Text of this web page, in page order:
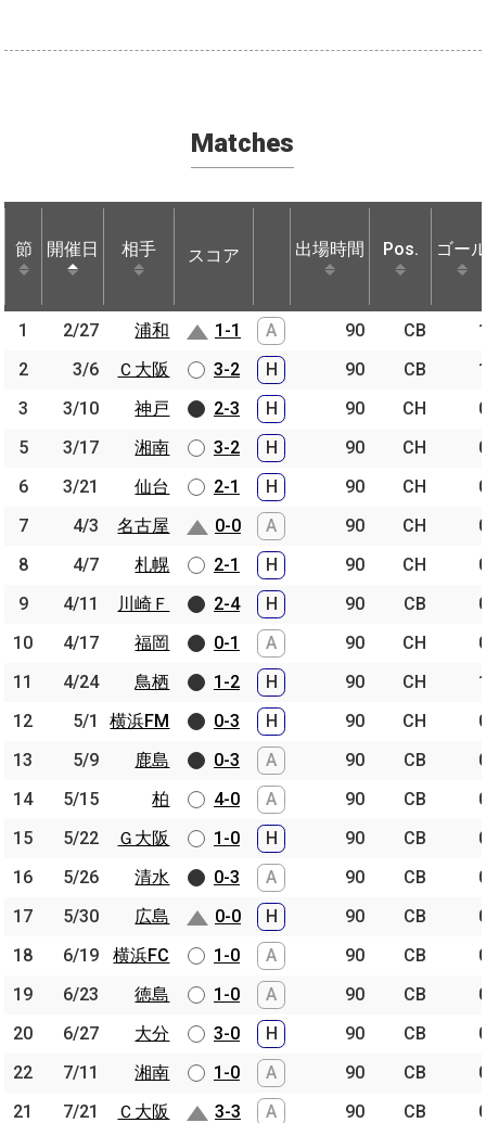
Matches
節 開催日 相手 スコア 出場時間 Pos. ゴー
節 開催日 相手 スコア 出場時間 Pos. ゴー
1 2/27 浦和 1-1 A 90 CB
2
3/6 Ｃ大阪 3-2 H 90 CB
3
3/10 神戸 2-3 H 90 CH
5
3/17 湘南 3-2 H 90 CH
6
3/21 仙台 2-1 H 90 CH
7
4/3 名古屋 0-0 A 90 CH
8
4/7 札幌 2-1 H 90 CH
9
4/11 川崎Ｆ 2-4 H 90 CB
10
4/17 福岡 0-1 A 90 CH
11
4/24 鳥栖 1-2 H 90 CH
12
5/1 横浜FM 0-3 H 90 CH
13
5/9 鹿島 0-3 A 90 CB
14
5/15 柏 4-0 A 90 CB
15
5/22 Ｇ大阪 1-0 H 90 CB
16
5/26 清水 0-3 A 90 CB
17
5/30 広島 0-0 H 90 CB
18
6/19 横浜FC 1-0 A 90 CB
19
6/23 徳島 1-0 A 90 CB
20
6/27 大分 3-0 H 90 CB
22
7/11 湘南 1-0 A 90 CB
21
7/21 Ｃ大阪 3-3 A 90 CB
節 開催日 相手
1 2/27
浦和
2
3/6
Ｃ大阪
3
3/10
神戸
5
3/17
湘南
6
3/21
仙台
7
4/3
名古屋
8
4/7
札幌
9
4/11
川崎Ｆ
10
4/17
福岡
11
4/24
鳥栖
12
5/1
横浜FM
13
5/9
鹿島
14
5/15
柏
15
5/22
Ｇ大阪
16
5/26
清水
17
5/30
広島
18
6/19
横浜FC
19
6/23
徳島
20
6/27
大分
22
7/11
湘南
21
7/21 Ｃ大阪